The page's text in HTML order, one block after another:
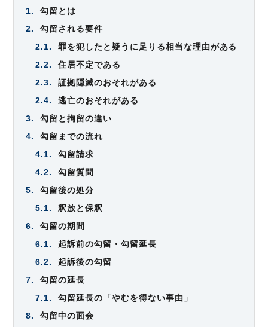
1.
勾留とは
2.
勾留される要件
2.1.
罪を犯したと疑うに足りる相当な理由がある
2.2.
住居不定である
2.3.
証拠隠滅のおそれがある
2.4.
逃亡のおそれがある
3.
勾留と拘留の違い
4.
勾留までの流れ
4.1.
勾留請求
4.2.
勾留質問
5.
勾留後の処分
5.1.
釈放と保釈
6.
勾留の期間
6.1.
起訴前の勾留・勾留延長
6.2.
起訴後の勾留
7.
勾留の延長
7.1.
勾留延長の「やむを得ない事由」
8.
勾留中の面会